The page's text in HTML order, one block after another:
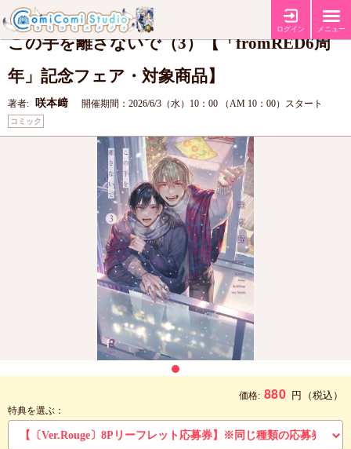
ログイン メニュー
フェア 【fromRED6周年記念フェア】
この手を離さないで（3）【「fromRED6周
年」記念フェア・対象商品】
著者: 咲本﨑 開催期間：2026/6/3（水）10：00 （AM 10：00）スタート
コミック
価格: 880 円 （税込）
特典を選ぶ：